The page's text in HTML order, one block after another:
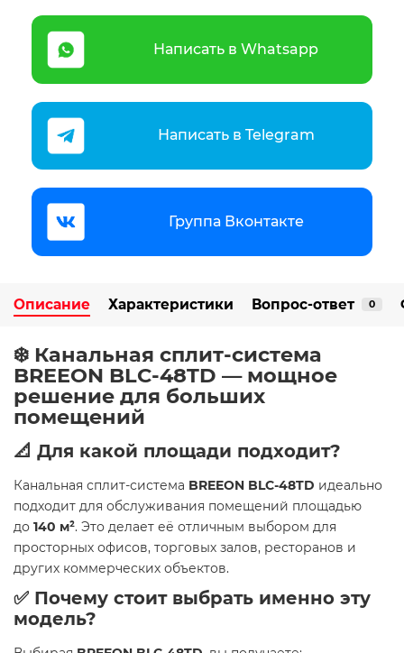
Написать в Whatsapp
Написать в Telegram
Группа Вконтакте
Описание Характеристики Вопрос-ответ 0
❄️ Канальная сплит-система
BREEON BLC-48TD — мощное
решение для больших
помещений
📐 Для какой площади подходит?
Канальная сплит-система BREEON BLC-48TD идеально
подходит для обслуживания помещений площадью
до 140 м². Это делает её отличным выбором для
просторных офисов, торговых залов, ресторанов и
других коммерческих объектов.
✅ Почему стоит выбрать именно эту
модель?